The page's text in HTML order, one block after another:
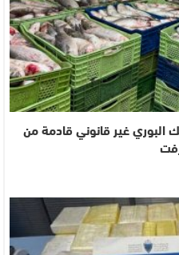
من سمك البوري غير قانوني قادمة من